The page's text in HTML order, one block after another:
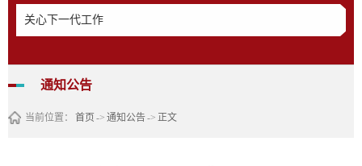
关心下一代工作
通知公告
当前位置： 首页 -> 通知公告-> 正文